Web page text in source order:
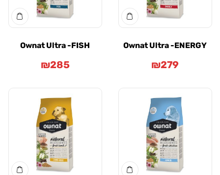
Ownat Ultra -
₪
Ownat Ultra -FISH
₪285